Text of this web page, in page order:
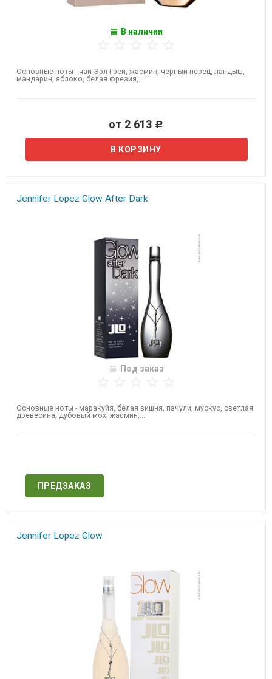
В наличии
Основные ноты - чай Эрл Грей, жасмин, чёрный перец, ландыш,
мандарин, яблоко, белая фрезия,...
от 2 613 Р
Jennifer Lopez​ Glow​ After Dark
Под заказ
Основные ноты - маракуйя, белая вишня, пачули, мускус, светлая
древесина, дубовый мох, жасмин,...
ПРЕДЗАКАЗ
Jennifer Lopez​ Glow​​